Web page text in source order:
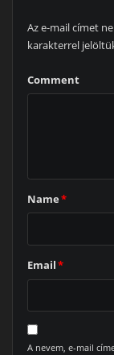
Az e-mail címet
karakterrel
Comment
Name*
Email*
A nevem, e-mail